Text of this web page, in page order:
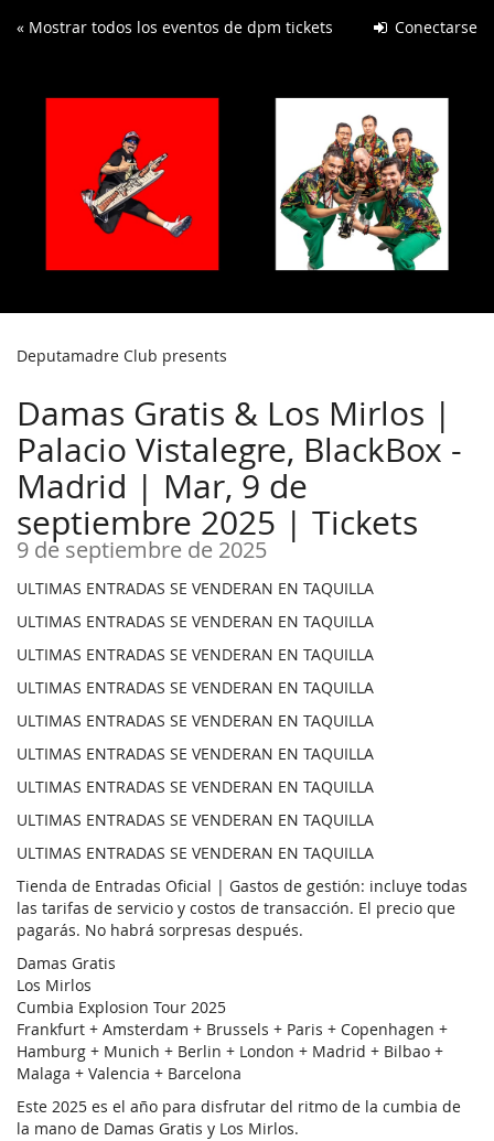
Ir al
Conectarse
« Mostrar todos los eventos de dpm tickets
Deputamadre Club presents
Damas Gratis & Los Mirlos |
Palacio Vistalegre, BlackBox -
Madrid | Mar, 9 de
septiembre 2025 | Tickets
9 de septiembre de 2025
ULTIMAS ENTRADAS SE VENDERAN EN TAQUILLA
ULTIMAS ENTRADAS SE VENDERAN EN TAQUILLA
ULTIMAS ENTRADAS SE VENDERAN EN TAQUILLA
ULTIMAS ENTRADAS SE VENDERAN EN TAQUILLA
ULTIMAS ENTRADAS SE VENDERAN EN TAQUILLA
ULTIMAS ENTRADAS SE VENDERAN EN TAQUILLA
ULTIMAS ENTRADAS SE VENDERAN EN TAQUILLA
ULTIMAS ENTRADAS SE VENDERAN EN TAQUILLA
ULTIMAS ENTRADAS SE VENDERAN EN TAQUILLA
Tienda de Entradas Oficial | Gastos de gestión: incluye todas
las tarifas de servicio y costos de transacción. El precio que
pagarás. No habrá sorpresas después.
Damas Gratis
Los Mirlos
Cumbia Explosion Tour 2025
Frankfurt + Amsterdam + Brussels + Paris + Copenhagen +
Hamburg + Munich + Berlin + London + Madrid + Bilbao +
Malaga + Valencia + Barcelona
Este 2025 es el año para disfrutar del ritmo de la cumbia de
la mano de Damas Gratis y Los Mirlos.